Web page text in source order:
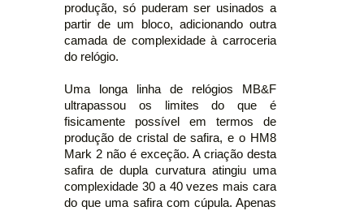
produção, só puderam ser usinados a
partir de um bloco, adicionando outra
camada de complexidade à carroceria
do relógio.
Uma longa linha de relógios MB&F
ultrapassou os limites do que é
fisicamente possível em termos de
produção de cristal de safira, e o HM8
Mark 2 não é exceção. A criação desta
safira de dupla curvatura atingiu uma
complexidade 30 a 40 vezes mais cara
do que uma safira com cúpula. Apenas